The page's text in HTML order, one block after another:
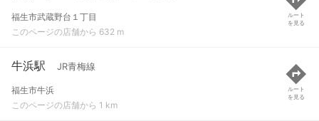
福生市武蔵野台１丁目
このページの店舗から 632 m
ルート
を見る
牛浜駅 JR青梅線
福生市牛浜
このページの店舗から 1 km
ルート
を見る